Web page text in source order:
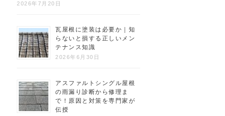
2026年7月20日
瓦屋根に塗装は必要か｜知
らないと損する正しいメン
テナンス知識
2026年6月30日
アスファルトシングル屋根
の雨漏り診断から修理ま
で！原因と対策を専門家が
伝授